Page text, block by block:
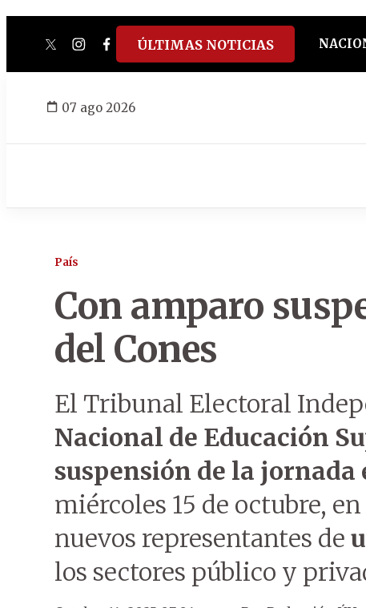
twitterinstagram
facebook
tiktokyoutube
spotify
ÚLTIMAS NOTICIAS
07 ago 2026
País
Con amparo
del Cones
El Tribunal Electoral
Nacional de Educación
suspensión de la jornada
miércoles 15 de octubre,
nuevos representantes de
los sectores público y